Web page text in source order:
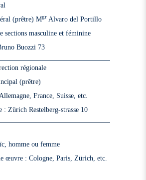
(prêtre) MgrAlvaro del Portillo
sections masculine et féminine
Buozzi 73
régionale
(prêtre)
France, Suisse, etc.
: Zürich Restelberg-strasse 10
homme ou femme
œuvre : Cologne, Paris, Zürich, etc.